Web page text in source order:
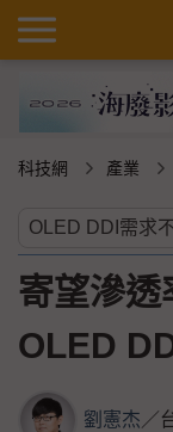
科技網 產業
寄望滲
OLED
劉憲杰／